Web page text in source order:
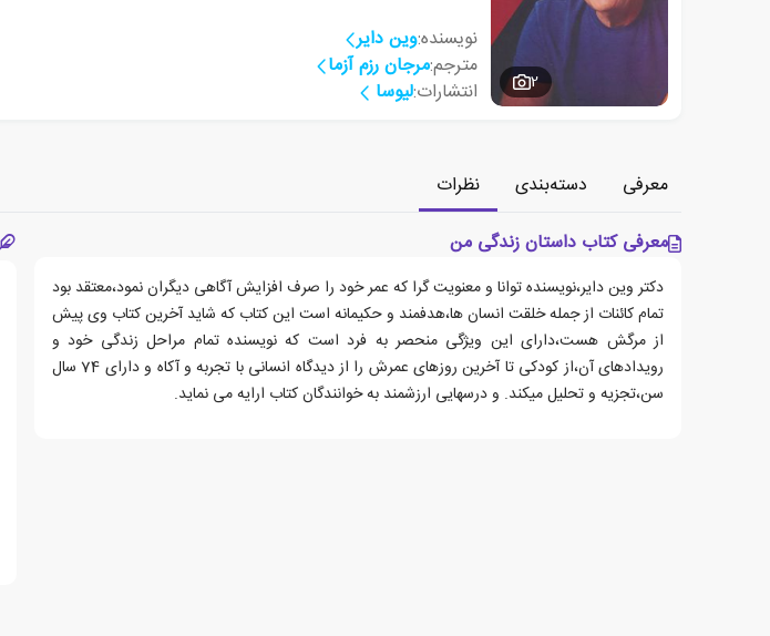
2
نویسنده:وین دایر
مترجم:مرجان رزم آزما
انتشارات:لیوسا
معرفی دسته‌بندی
نظرات
معرفی کتاب داستان زندگی من
دکتر وین دایر،نویسنده توانا و معنویت گرا که عمر خود را صرف افزایش آگاهی دیگران نمود،معتقد بود
تمام کائنات از جمله خلقت انسان ها،هدفمند و حکیمانه است این کتاب که شاید آخرین کتاب وی پیش
از مرگش هست،دارای این ویژگی منحصر به فرد است که نویسنده تمام مراحل زندگی خود و
رویدادهای آن،از کودکی تا آخرین روزهای عمرش را از دیدگاه انسانی با تجربه و آکاه و دارای 74 سال
سن،تجزیه و تحلیل میکند. و درسهایی ارزشمند به خوانندگان کتاب ارایه می نماید.